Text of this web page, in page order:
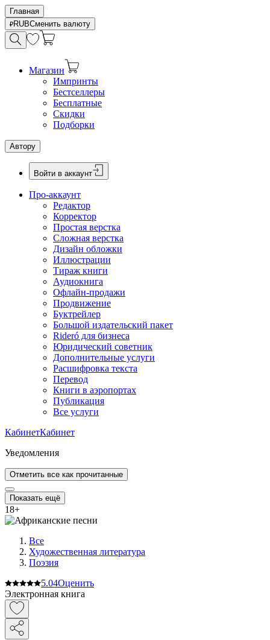
Главная
RUBСменить валюту
Магазин
Импринты
Бестселлеры
Бесплатные
Скидки
Подборки
Автору
Войти в аккаунт
Про-аккаунт
Редактор
Корректор
Простая верстка
Сложная верстка
Дизайн обложки
Иллюстрации
Тираж книги
Аудиокнига
Офлайн-продажи
Продвижение
Буктрейлер
Большой издательский пакет
Rideró для бизнеса
Юридический советник
Дополнительные услуги
Расшифровка текста
Перевод
Книги в аэропортах
Публикация
Все услуги
КабинетКабинет
Уведомления
Отметить все как прочитанные
Показать ещё
18+
Все
Художественная литература
Поэзия
5.04Оценить
Электронная книга